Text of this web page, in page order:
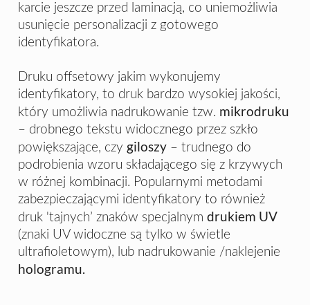
karcie jeszcze przed laminacją, co uniemożliwia
usunięcie personalizacji z gotowego
identyfikatora.
Druku offsetowy jakim wykonujemy
identyfikatory, to druk bardzo wysokiej jakości,
który umożliwia nadrukowanie tzw. mikrodruku
– drobnego tekstu widocznego przez szkło
powiększające, czy giloszy – trudnego do
podrobienia wzoru składającego się z krzywych
w różnej kombinacji. Popularnymi metodami
zabezpieczającymi identyfikatory to również
druk 'tajnych’ znaków specjalnymdrukiem UV
(znaki UV widoczne są tylko w świetle
ultrafioletowym), lub nadrukowanie /naklejenie
hologramu.